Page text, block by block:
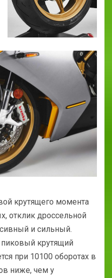
крутящего момента
отклик дроссельной
и сильный.
крутящий
при 10100 оборотах в
ниже, чем у